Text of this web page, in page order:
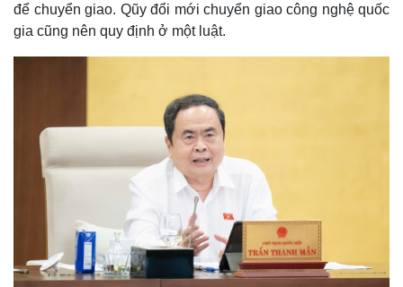
Thế giới
Quan sát
Multimedia
Video
để chuyển giao. Qũy đổi mới chuyển giao công nghệ quốc
gia cũng nên quy định ở một luật.